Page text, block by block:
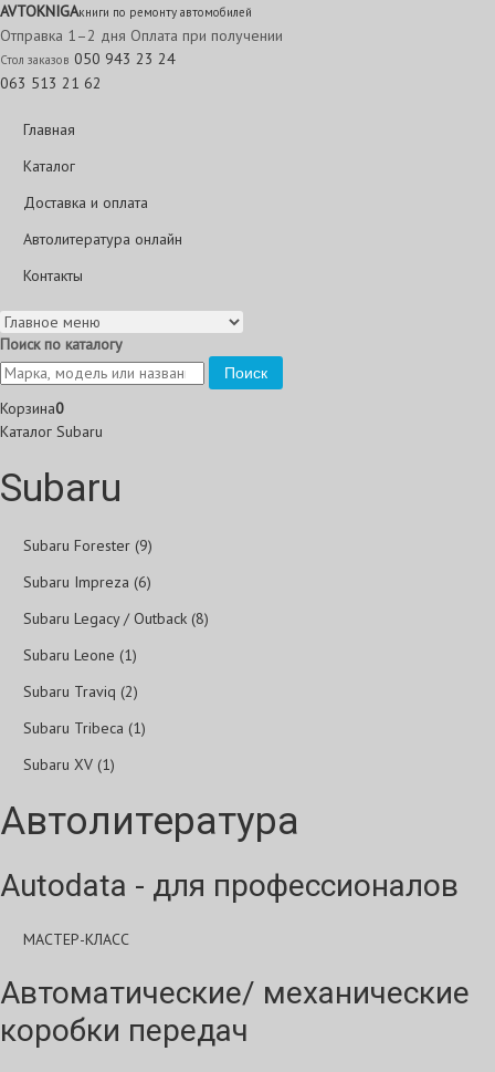
AVTOKNIGAкниги по ремонту автомобилей
Отправка 1–2 дня Оплата при получении
Стол заказов 050 943 23 24
063 513 21 62
Главная
Каталог
Доставка и оплата
Автолитература онлайн
Контакты
Поиск по каталогу
Поиск
Корзина0
Каталог Subaru
Subaru
Subaru Forester (9)
Subaru Impreza (6)
Subaru Legacy / Outback (8)
Subaru Leone (1)
Subaru Traviq (2)
Subaru Tribeca (1)
Subaru XV (1)
Автолитература
Autodata - для профессионалов
МАСТЕР-КЛАСС
Автоматические/ механические
коробки передач